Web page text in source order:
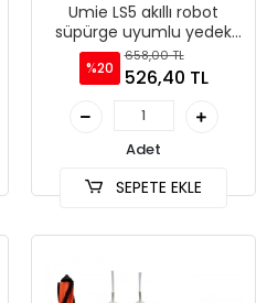
Umie LS5 akıllı robot
süpürge uyumlu yedek
fırça filtre seti
%20
658,00 TL
526,40 TL
Adet
SEPETE EKLE